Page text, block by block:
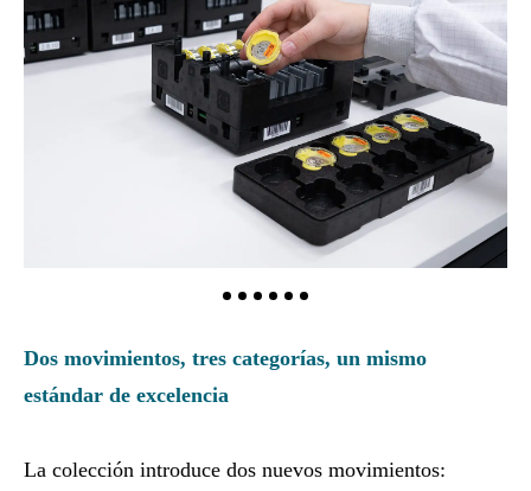
Dos movimientos, tres categorías, un mismo
estándar de excelencia
La colección introduce dos nuevos movimientos: